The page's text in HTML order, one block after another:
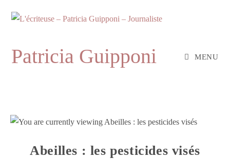
Patricia Guipponi MENU
Abeilles : les pesticides visés